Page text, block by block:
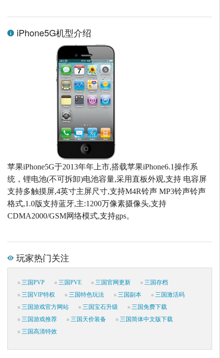
iPhone5G机型介绍
苹果iPhone5G于2013年年上市,搭载苹果iPhone6.1操作系
统，锂电池(不可拆卸)电池容量,采用直板外观,支持 电容屏
支持多触摸屏,4英寸主屏尺寸,支持M4R铃声 MP3铃声铃声
格式,1.0版支持蓝牙,主:1200万像素摄像头,支持
CDMA2000/GSM网络模式,支持gps。
玩家热门关注
三国PVP 三国PVE 三国官网更新
三国存档
三国VIP特权
三国特色玩法 三国副本
三国激活码
三国游戏官方网站
三国宝石升级
三国免费下载
三国游戏推荐
三国天价装备
三国简体中文版下载
三国高清特效